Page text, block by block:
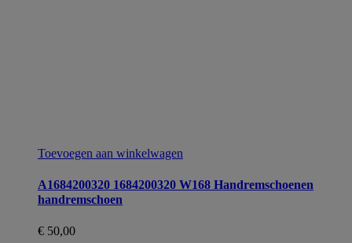
Toevoegen aan winkelwagen
A1684200320 1684200320 W168 Handremschoenen
handremschoen
€ 50,00